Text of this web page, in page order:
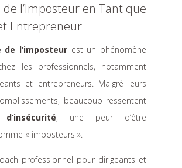
l’Imposteur en Tant que
Entrepreneur
de l’imposteurest un phénomène
les professionnels, notamment
et entrepreneurs. Malgré leurs
beaucoup ressentent
d’insécurité, une peur d’être
« imposteurs ».
professionnel pour dirigeants et